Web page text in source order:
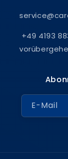
+49 4193
E-Mail